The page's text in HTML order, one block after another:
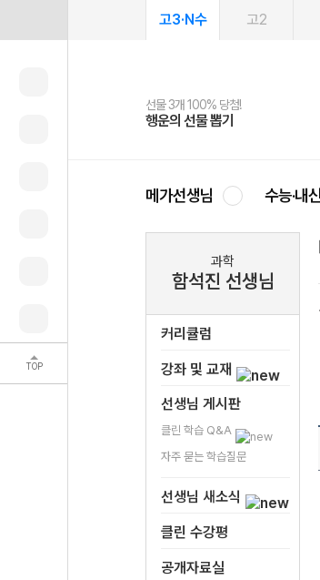
TOP
고3·N수 고2
선물 3개 100% 당첨!
행운의 선물 뽑기
선물 100% 증정!
메가스터디 X 올리브
여름방학 스터디 캐시백
메가런 썸머스쿨
2027 러셀 단과
강사 공개선발
스마트러닝앱
설문 EVENT
메가패스
3일 무료 체험권
메가패스 수강생 무료혜택!
메가클럽 멤버십
사회공헌 캠페인
희망이룸 메가나눔
메가선생님 수능·내신
과학
함석진 선생님
커리큘럼
강좌 및 교재
선생님 게시판
클린 학습 Q&A
자주 묻는 학습질문
선생님 새소식
클린 수강평
공개자료실